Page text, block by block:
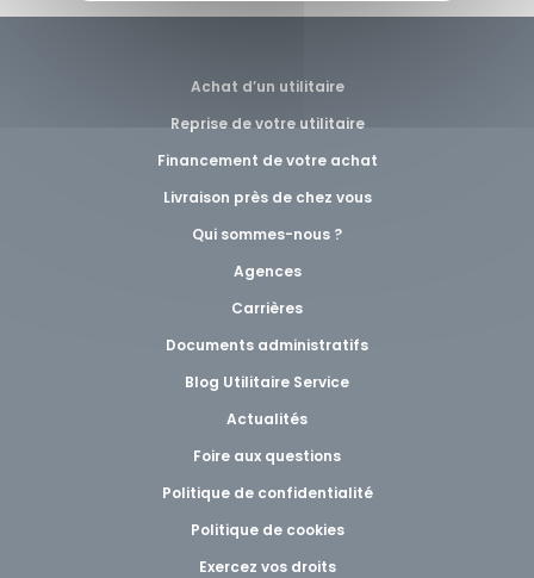
Achat d’un utilitaire
Reprise de votre utilitaire
Financement de votre achat
Livraison près de chez vous
Qui sommes-nous ?
Agences
Carrières
Documents administratifs
Blog Utilitaire Service
Actualités
Foire aux questions
Politique de confidentialité
Politique de cookies
Exercez vos droits